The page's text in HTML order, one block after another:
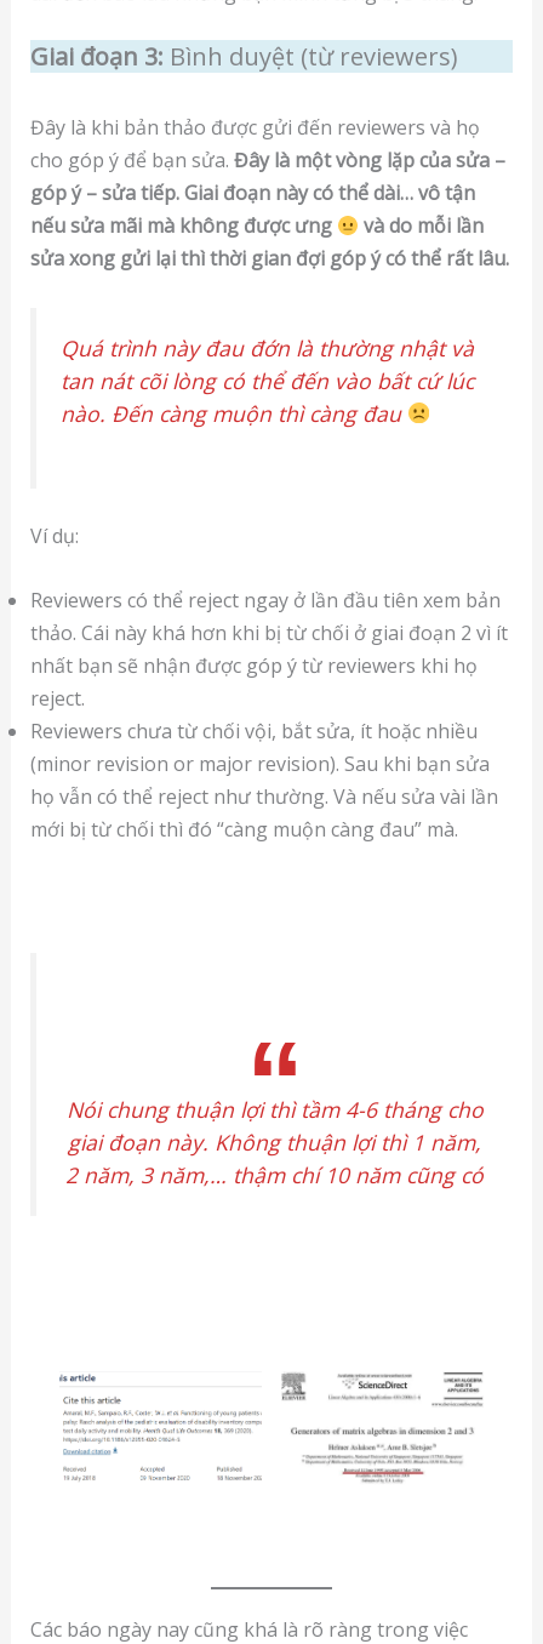
Giai đoạn 3: Bình duyệt (từ reviewers)
Đây là khi bản thảo được gửi đến reviewers và họ
cho góp ý để bạn sửa. Đây là một vòng lặp của sửa –
góp ý – sửa tiếp. Giai đoạn này có thể dài… vô tận
nếu sửa mãi mà không được ưng
và do mỗi lần
sửa xong gửi lại thì thời gian đợi góp ý có thể rất lâu.
Quá trình này đau đớn là thường nhật và
tan nát cõi lòng có thể đến vào bất cứ lúc
nào. Đến càng muộn thì càng đau
Ví dụ:
Reviewers có thể reject ngay ở lần đầu tiên xem bản
thảo. Cái này khá hơn khi bị từ chối ở giai đoạn 2 vì ít
nhất bạn sẽ nhận được góp ý từ reviewers khi họ
reject.
Reviewers chưa từ chối vội, bắt sửa, ít hoặc nhiều
(minor revision or major revision). Sau khi bạn sửa
họ vẫn có thể reject như thường. Và nếu sửa vài lần
mới bị từ chối thì đó “càng muộn càng đau” mà.
Nói chung thuận lợi thì tầm 4-6 tháng cho
giai đoạn này. Không thuận lợi thì 1 năm,
2 năm, 3 năm,… thậm chí 10 năm cũng có
Các báo ngày nay cũng khá là rõ ràng trong việc